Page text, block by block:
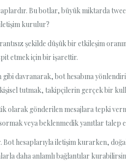
Bu botlar, büyük miktarda
iletişim kurulur?
şekilde düşük bir etkileşim
etmek için bir işarettir.
davranarak, bot hesabına
tutmak, takipçilerin gerçek bir
olarak gönderilen mesajlara tepki
veya beklenmedik yanıtlar talep
hesaplarıyla iletişim kurarken,
daha anlamlı bağlantılar